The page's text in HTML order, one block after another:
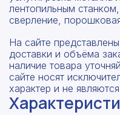
лентопильным
сверление,
На сайте
доставки и объёма
наличие товара
сайте носят
характер и не